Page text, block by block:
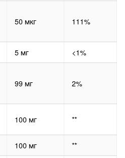
50 мкг 111%
5 мг <1%
99 мг 2%
100 мг **
100 мг **